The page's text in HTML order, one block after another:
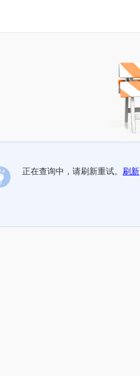
正在查询中，请刷新重试。 刷新